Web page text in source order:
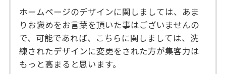
ホームページのデザインに関しましては、あま
りお褒めをお言葉を頂いた事はございませんの
で、可能であれば、こちらに関しましては、洗
練されたデザインに変更をされた方が集客力は
もっと高まると思います。